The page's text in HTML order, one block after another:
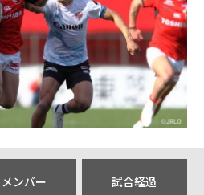
メンバー 試合経過